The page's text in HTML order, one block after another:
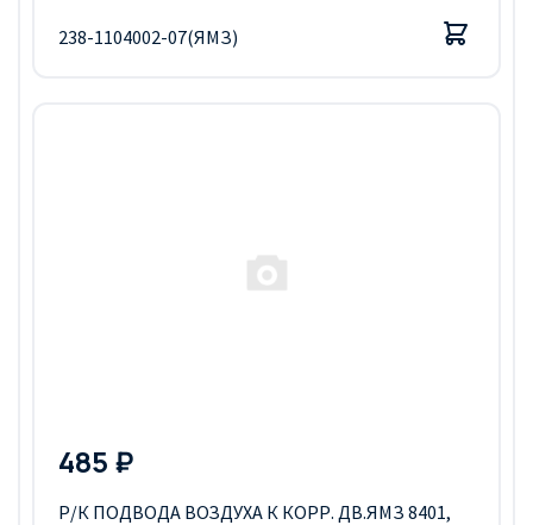
238-1104002-07(ЯМЗ)
485 ₽
Р/К ПОДВОДА ВОЗДУХА К КОРР. ДВ.ЯМЗ 8401,